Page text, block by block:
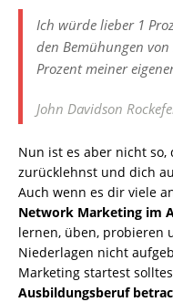
Ich würde lieber 1
den Bemühungen von
Prozent meiner
John Davidson
Nun ist es aber nicht
zurücklehnst und dich
Auch wenn es dir viele
Network Marketing im
lernen, üben, probieren
Niederlagen nicht
Marketing startest
Ausbildungsberuf